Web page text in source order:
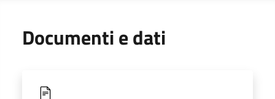
Documenti e dati